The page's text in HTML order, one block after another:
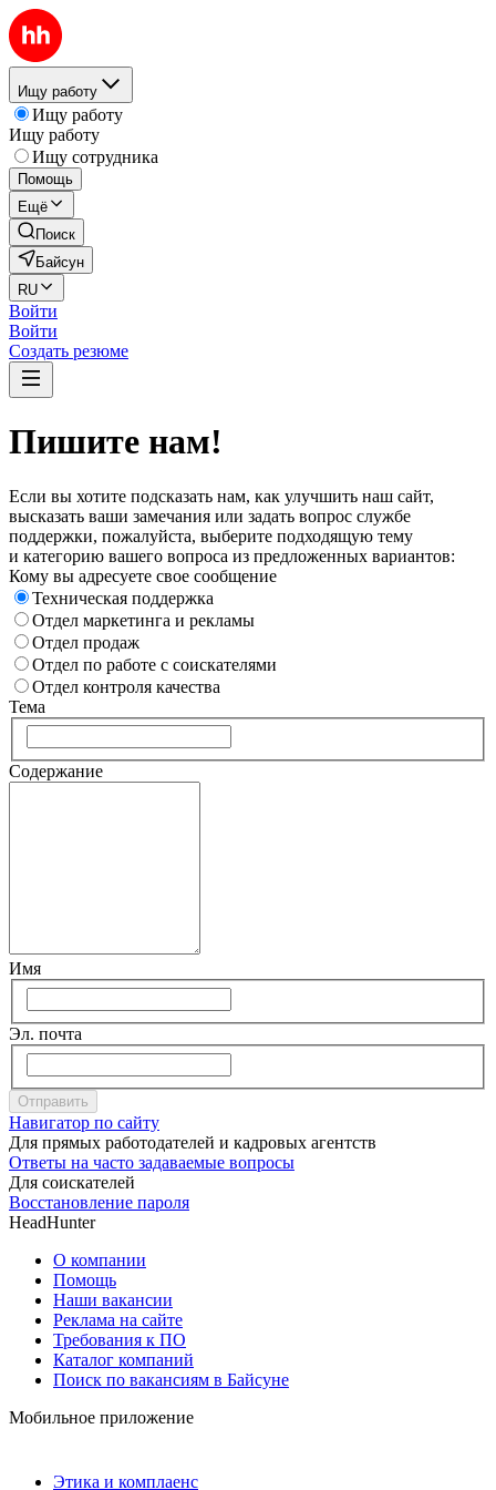
Ищу работу
Ищу работу
Ищу работу
Ищу сотрудника
Помощь
Ещё
Поиск
Байсун
RU
Войти
Войти
Создать резюме
Пишите нам!
Если вы хотите подсказать нам, как улучшить наш сайт,
высказать ваши замечания или задать вопрос службе
поддержки, пожалуйста, выберите подходящую тему
и категорию вашего вопроса из предложенных вариантов:
Кому вы адресуете свое сообщение
Техническая поддержка
Отдел маркетинга и рекламы
Отдел продаж
Отдел по работе с соискателями
Отдел контроля качества
Тема
Содержание
Имя
Эл. почта
Отправить
Навигатор по сайту
Для прямых работодателей и кадровых агентств
Ответы на часто задаваемые вопросы
Для соискателей
Восстановление пароля
HeadHunter
О компании
Помощь
Наши вакансии
Реклама на сайте
Требования к ПО
Каталог компаний
Поиск по вакансиям в Байсуне
Мобильное приложение
Этика и комплаенс